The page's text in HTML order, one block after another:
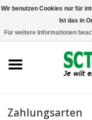
Zahlungsarten
Wir benutzen Cookies nur für
Ist das in
Für weitere Informationen